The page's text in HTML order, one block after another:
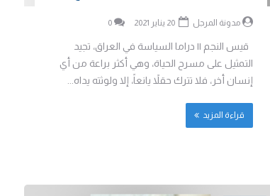
مدونة المرجل 20 يناير 2021 0
قيس النجم || دراما السياسة في العراق، تجيد
التمثيل على مسرح الحياة، وهي أكثر براعة من أي
إنسان أخر، فلا تترك حقلاً يانعاً، إلا ولوثته يداه...
قراءة المزيد